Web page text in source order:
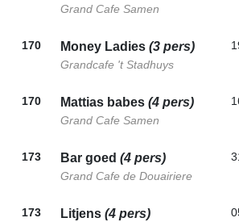
Grand Cafe Samen
170 Money Ladies (3 pers)
Grandcafe 't Stadhuys
170 Mattias babes (4 pers)
Grand Cafe Samen
173 Bar goed (4 pers)
Grand Cafe de Douairiere
173 Litjens (4 pers)